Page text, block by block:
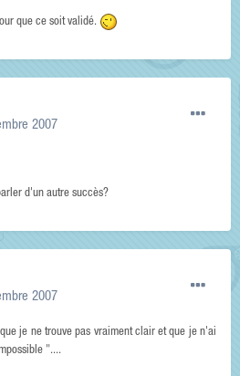
que ce soit validé.
2007
d'un autre succès?
2007
je ne trouve pas vraiment clair et que je n'ai
"....